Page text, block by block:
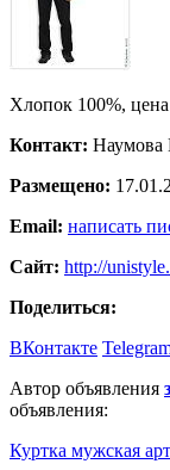
Хлопок 100%,
Контакт: Наумова
Размещено:
Email: написать
Сайт: http://
Поделиться:
ВКонтакте
Автор объявления
объявления:
Куртка мужская